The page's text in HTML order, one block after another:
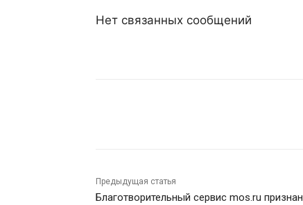
Нет связанных сообщений
Предыдущая статья
Благотворительный сервис mos.ru признан